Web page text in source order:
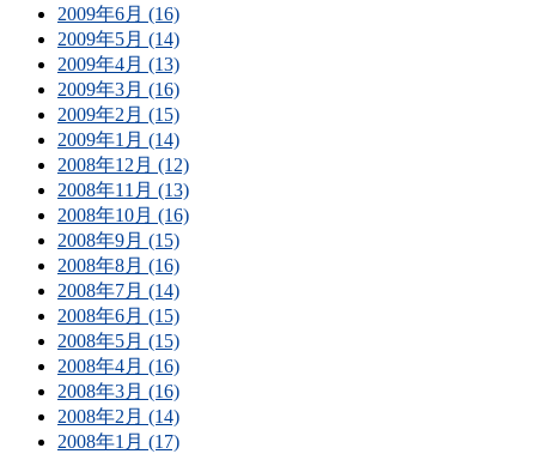
2009年6月 (16)
2009年5月 (14)
2009年4月 (13)
2009年3月 (16)
2009年2月 (15)
2009年1月 (14)
2008年12月 (12)
2008年11月 (13)
2008年10月 (16)
2008年9月 (15)
2008年8月 (16)
2008年7月 (14)
2008年6月 (15)
2008年5月 (15)
2008年4月 (16)
2008年3月 (16)
2008年2月 (14)
2008年1月 (17)